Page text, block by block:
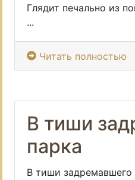
Глядит печально из
...
Читать полностью
В тиши
парка
В тиши задремавшего